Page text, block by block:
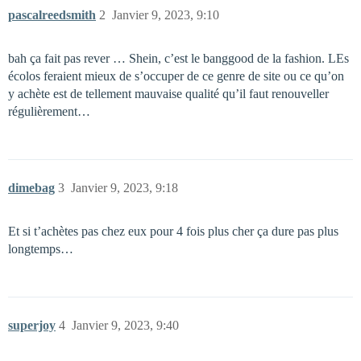
pascalreedsmith Janvier 9, 2023, 9:10
2
bah ça fait pas rever … Shein, c’est le banggood de la fashion. LEs
écolos feraient mieux de s’occuper de ce genre de site ou ce qu’on
y achète est de tellement mauvaise qualité qu’il faut renouveller
régulièrement…
dimebag Janvier 9, 2023, 9:18
3
Et si t’achètes pas chez eux pour 4 fois plus cher ça dure pas plus
longtemps…
superjoy Janvier 9, 2023, 9:40
4